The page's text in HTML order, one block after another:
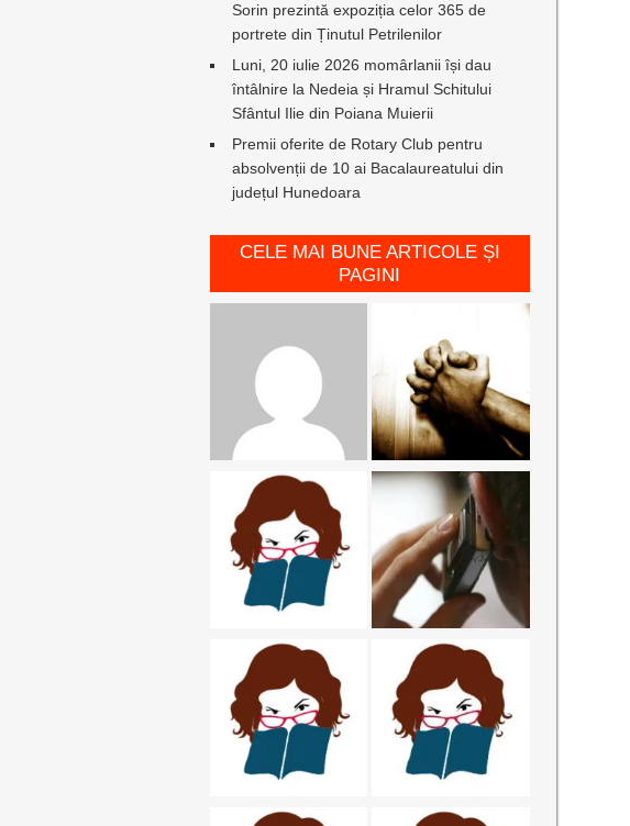
Sorin prezintă expoziția celor 365 de
portrete din Ținutul Petrilenilor
Luni, 20 iulie 2026 momârlanii își dau
întâlnire la Nedeia și Hramul Schitului
Sfântul Ilie din Poiana Muierii
Premii oferite de Rotary Club pentru
absolvenții de 10 ai Bacalaureatului din
județul Hunedoara
CELE MAI BUNE ARTICOLE ȘI
PAGINI